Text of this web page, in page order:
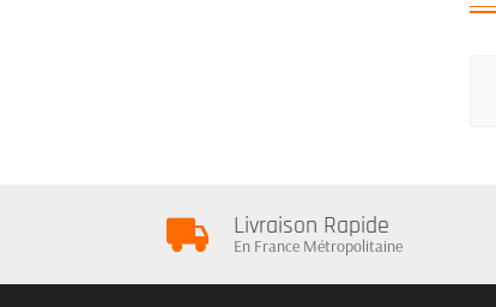
Livraison Rapide
En France Métropolitaine